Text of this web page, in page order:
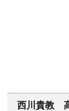
西川貴教